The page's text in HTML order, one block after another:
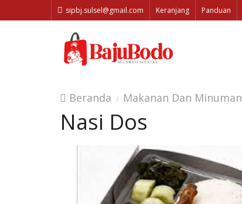
sipbj.sulsel@gmail.com Keranjang Panduan
Beranda Makanan Dan Minuman
Nasi Dos